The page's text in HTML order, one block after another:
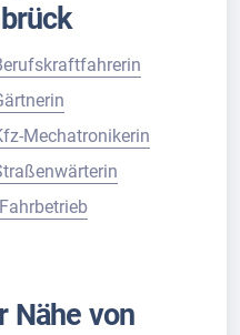
Mechatronikerin
Nähe von